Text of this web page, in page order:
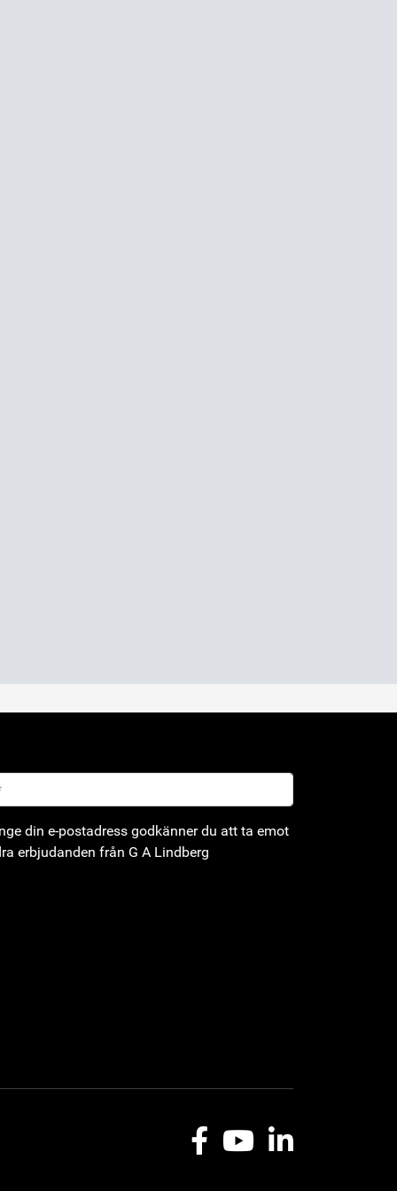
din e-postadress godkänner du att ta emot
erbjudanden från G A Lindberg
FacebookYoutubeLinkedIn